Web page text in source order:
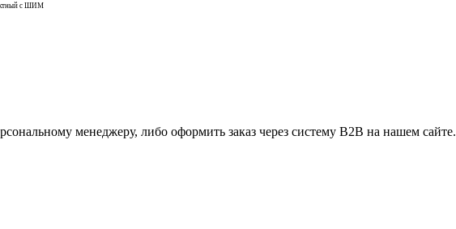
с ШИМ
менеджеру, либо оформить заказ через систему В2В на нашем сайте.